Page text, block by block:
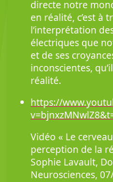
directe notre
en réalité, c’est à
l’interprétation
électriques que
et de ses
inconscientes,
réalité.
https://
Vidéo « Le
perception de la
Sophie Lavault,
Neurosciences, 07/